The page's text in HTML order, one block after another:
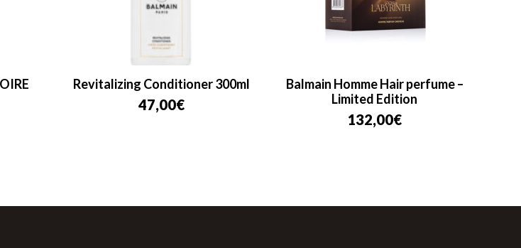
Revitalizing Conditioner 300ml
47,00€
Balmain Homme Hair perfume –
Limited Edition
132,00€